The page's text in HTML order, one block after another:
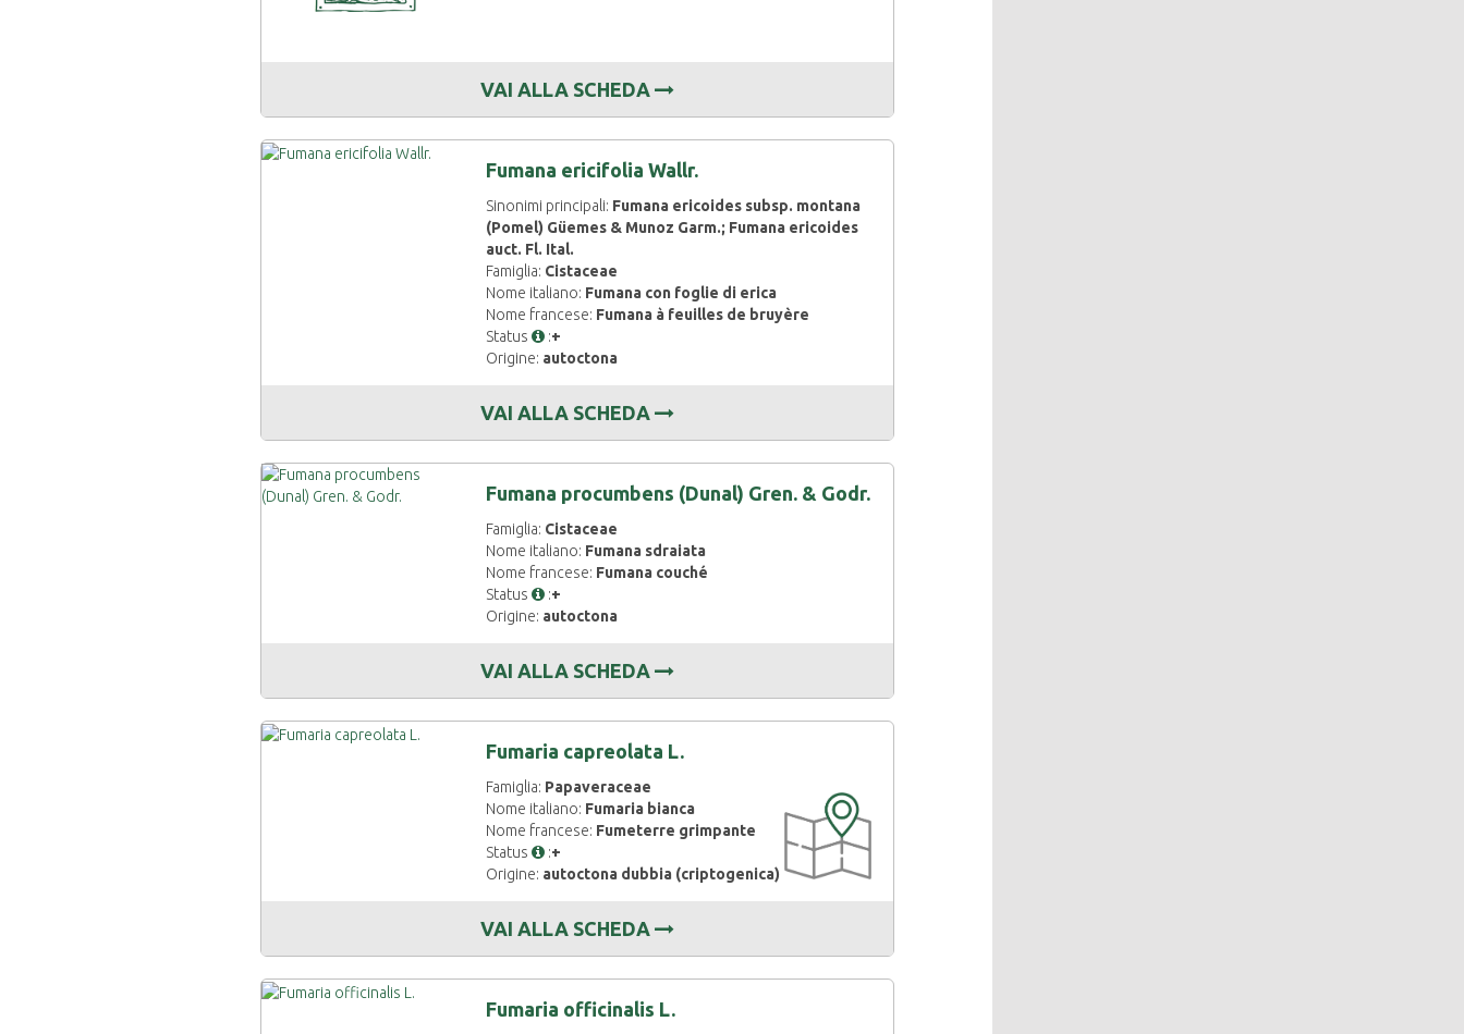
VAI ALLA SCHEDA
Fumana ericifolia Wallr.
Sinonimi principali: Fumana ericoides subsp. montana
(Pomel) Güemes & Munoz Garm.; Fumana ericoides
auct. Fl. Ital.
Famiglia: Cistaceae
Nome italiano: Fumana con foglie di erica
Nome francese: Fumana à feuilles de bruyère
Status
:+
Origine: autoctona
VAI ALLA SCHEDA
Fumana procumbens (Dunal) Gren. & Godr.
Famiglia: Cistaceae
Nome italiano: Fumana sdraiata
Nome francese: Fumana couché
Status
:+
Origine: autoctona
VAI ALLA SCHEDA
Fumaria capreolata L.
Famiglia: Papaveraceae
Nome italiano: Fumaria bianca
Nome francese: Fumeterre grimpante
Status
:+
Origine: autoctona dubbia (criptogenica)
CARTOGRAFIA
DISPONIBILE
VAI ALLA SCHEDA
Fumaria officinalis L.